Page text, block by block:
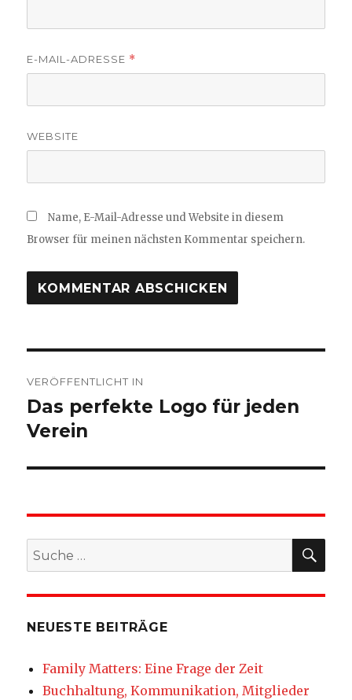
E-MAIL-ADRESSE *
WEBSITE
Name, E-Mail-Adresse und Website in diesem
Browser für meinen nächsten Kommentar speichern.
VERÖFFENTLICHT IN
Das perfekte Logo für jeden
Verein
Suche
nach:
NEUESTE BEITRÄGE
Family Matters: Eine Frage der Zeit
Buchhaltung, Kommunikation, Mitglieder